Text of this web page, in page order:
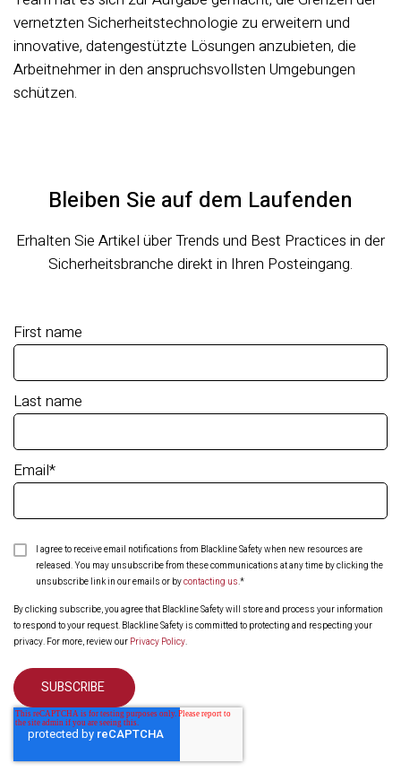
vernetzten Sicherheitstechnologie zu erweitern und
innovative, datengestützte Lösungen anzubieten, die
Arbeitnehmer in den anspruchsvollsten Umgebungen
schützen.
Bleiben Sie auf dem Laufenden
Erhalten Sie Artikel über Trends und Best Practices in der
Sicherheitsbranche direkt in Ihren Posteingang.
First name
Last name
Email*
I agree to receive email notifications from Blackline Safety when new resources are
released. You may unsubscribe from these communications at any time by clicking the
unsubscribe link in our emails or bycontacting us.*
By clicking subscribe, you agree that Blackline Safety will store and process your information
to respond to your request. Blackline Safety is committed to protecting and respecting your
privacy. For more, review our Privacy Policy.